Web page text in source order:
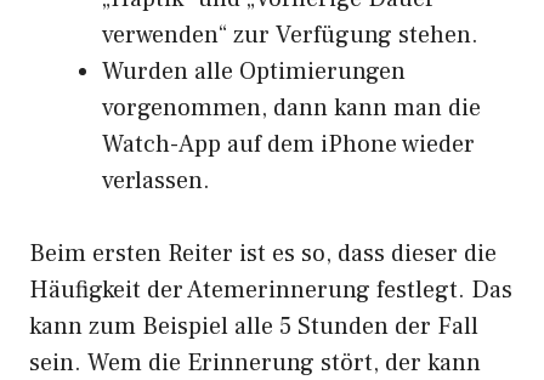
verwenden“ zur Verfügung stehen.
Wurden alle Optimierungen
vorgenommen, dann kann man die
Watch-App auf dem iPhone wieder
verlassen.
Beim ersten Reiter ist es so, dass dieser die
Häufigkeit der Atemerinnerung festlegt. Das
kann zum Beispiel alle 5 Stunden der Fall
sein. Wem die Erinnerung stört, der kann